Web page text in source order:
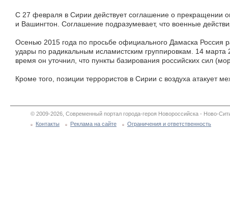
С 27 февраля в Сирии действует соглашение о прекращении
и Вашингтон. Соглашение подразумевает, что военные
Осенью 2015 года по просьбе официального Дамаска Россия
удары по радикальным исламистским группировкам. 14 марта
время он уточнил, что пункты базирования российских сил
Кроме того, позиции террористов в Сирии с воздуха атакует
© 2009-2026, Современный портал города-героя Новороссийска - Ново-
Контакты
Реклама на сайте Ограничения и ответственность